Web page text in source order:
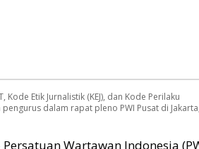
Etik Jurnalistik (KEJ), dan Kode Perilaku
dalam rapat pleno PWI Pusat di Jakarta,
Persatuan Wartawan Indonesia